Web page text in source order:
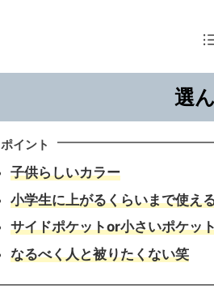
選
ポイント
子供らしいカラー
小学生に上がるくらいまで使
サイドポケットor小さいポケッ
なるべく人と被りたくない笑